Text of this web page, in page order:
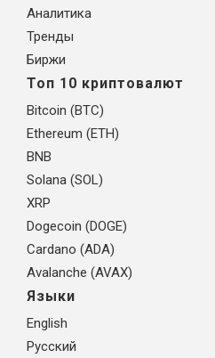
Аналитика
Тренды
Биржи
Топ 10 криптовалют
Bitcoin (BTC)
Ethereum (ETH)
BNB
Solana (SOL)
XRP
Dogecoin (DOGE)
Cardano (ADA)
Avalanche (AVAX)
Языки
English
Русский